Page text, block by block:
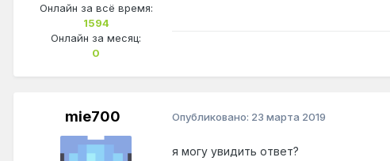
Онлайн за всё время:
1594
Онлайн за месяц:
0
mie700 Опубликовано: 23 марта 2019
я могу увидить ответ?